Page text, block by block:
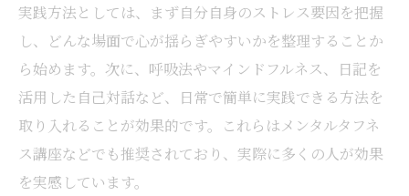
もしメンタルを鍛えたいなら知っておきたい方
法
初心者向けメンタル鍛錬のステップ解説
メンタル維持のためのセルフケア方法
専門家が教えるメンタル育成法のポイント
実践方法としては、まず自分自身のストレス要因を把握
し、どんな場面で心が揺らぎやすいかを整理することか
ら始めます。次に、呼吸法やマインドフルネス、日記を
活用した自己対話など、日常で簡単に実践できる方法を
取り入れることが効果的です。これらはメンタルタフネ
ス講座などでも推奨されており、実際に多くの人が効果
を実感しています。